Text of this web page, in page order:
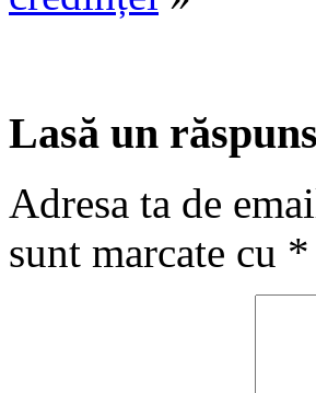
Lasă un răspuns
Adresa ta de
sunt marcate cu *